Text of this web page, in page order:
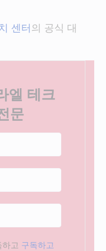
센터 의 공식 대
엘 테크
문
하고 구독하고